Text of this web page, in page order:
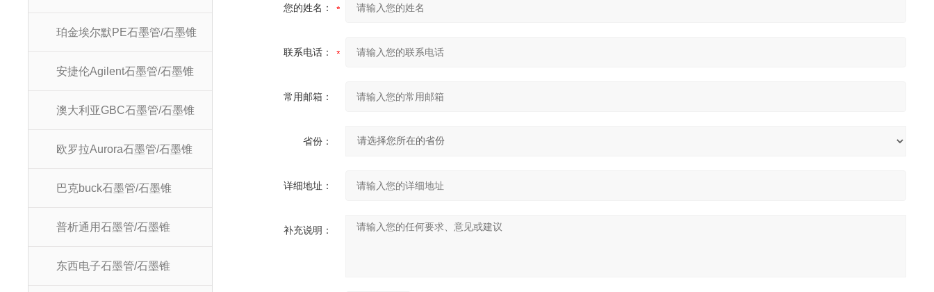
珀金埃尔默PE石墨管/石墨锥
安捷伦Agilent石墨管/石墨锥
澳大利亚GBC石墨管/石墨锥
欧罗拉Aurora石墨管/石墨锥
巴克buck石墨管/石墨锥
普析通用石墨管/石墨锥
东西电子石墨管/石墨锥
您的姓名：
联系电话：
常用邮箱：
省份：
详细地址：
补充说明：